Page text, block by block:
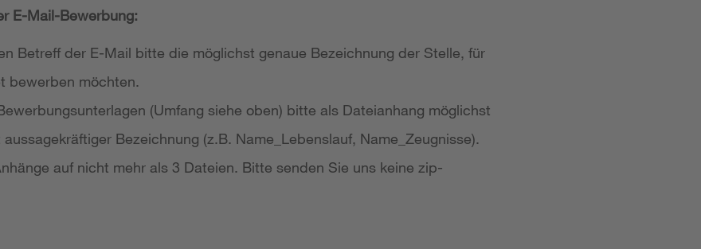
E-Mail-Bewerbung:
Betreff der E-Mail bitte die möglichst genaue Bezeichnung der Stelle, für
bewerben möchten.
(Umfang siehe oben) bitte als Dateianhang möglichst
Bezeichnung (z.B. Name_Lebenslauf, Name_Zeugnisse).
auf nicht mehr als 3 Dateien. Bitte senden Sie uns keine zip-